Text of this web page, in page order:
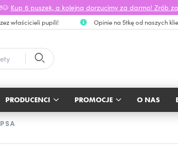
🐶 Kup 6 puszek, a kolejną dorzucimy za darmo! Zrób
właścicieli pupili! Opinie na 5tkę od naszych
PRODUCENCI PROMOCJE O NAS